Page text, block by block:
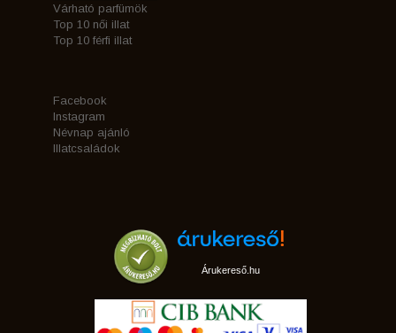
Várható parfümök
Top 10 női illat
Top 10 férfi illat
Facebook
Instagram
Névnap ajánló
Illatcsaládok
Árukereső.hu